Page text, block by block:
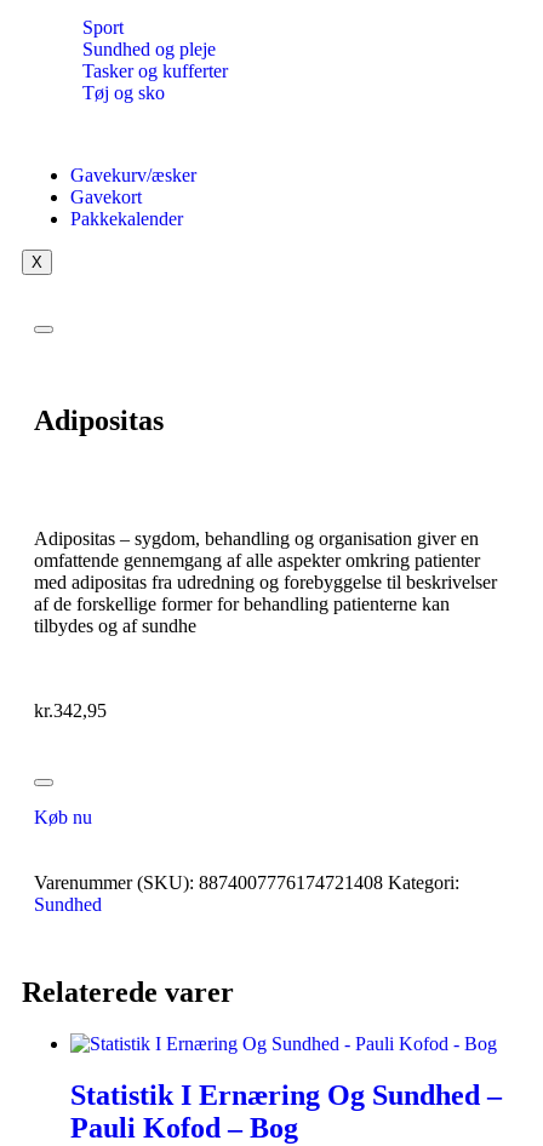
Sport
Sundhed og pleje
Tasker og kufferter
Tøj og sko
Gavekurv/æsker
Gavekort
Pakkekalender
X
Adipositas
Adipositas – sygdom, behandling og organisation giver en
omfattende gennemgang af alle aspekter omkring patienter
med adipositas fra udredning og forebyggelse til beskrivelser
af de forskellige former for behandling patienterne kan
tilbydes og af sundhe
kr.342,95
Køb nu
Varenummer (SKU): 8874007776174721408 Kategori:
Sundhed
Relaterede varer
Statistik I Ernæring Og Sundhed –
Pauli Kofod – Bog